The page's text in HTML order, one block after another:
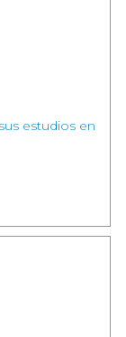
estudios en